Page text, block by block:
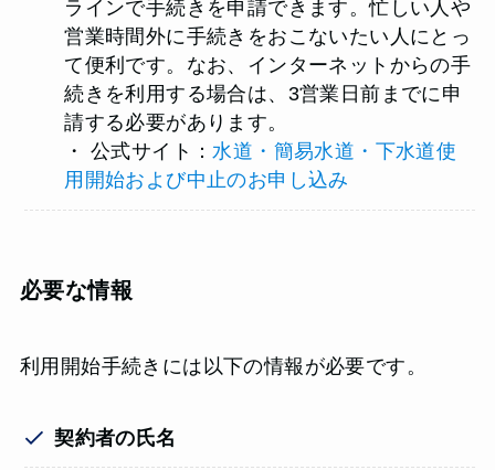
ラインで手続きを申請できます。忙しい人や
営業時間外に手続きをおこないたい人にとっ
て便利です。なお、インターネットからの手
続きを利用する場合は、3営業日前までに申
請する必要があります。
・ 公式サイト：水道・簡易水道・下水道使
用開始および中止のお申し込み
必要な情報
利用開始手続きには以下の情報が必要です。
契約者の氏名